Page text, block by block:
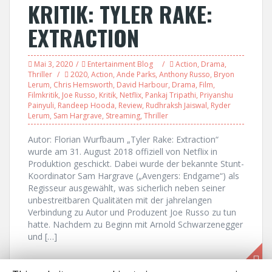
KRITIK: TYLER RAKE:
EXTRACTION
Mai 3, 2020 Entertainment Blog Action, Drama,
Thriller
2020, Action, Ande Parks, Anthony Russo, Bryon
Lerum, Chris Hemsworth, David Harbour, Drama, Film,
Filmkritik, Joe Russo, Kritik, Netflix, Pankaj Tripathi, Priyanshu
Painyuli, Randeep Hooda, Review, Rudhraksh Jaiswal, Ryder
Lerum, Sam Hargrave, Streaming, Thriller
Autor: Florian Wurfbaum „Tyler Rake: Extraction“
wurde am 31. August 2018 offiziell von Netflix in
Produktion geschickt. Dabei wurde der bekannte Stunt-
Koordinator Sam Hargrave („Avengers: Endgame“) als
Regisseur ausgewählt, was sicherlich neben seiner
unbestreitbaren Qualitäten mit der jahrelangen
Verbindung zu Autor und Produzent Joe Russo zu tun
hatte. Nachdem zu Beginn mit Arnold Schwarzenegger
und […]